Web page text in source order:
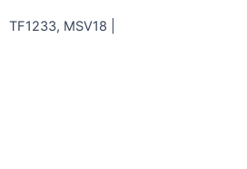
TF1233, MSV18 |